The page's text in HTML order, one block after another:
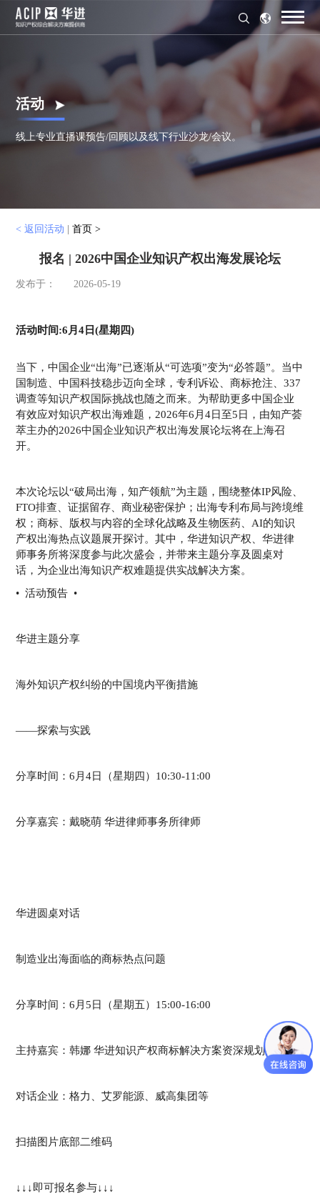
活动
线上专业直播课预告/回顾以及线下行业沙龙/会议。
< 返回活动 |首页 >
报名 | 2026中国企业知识产权出海发展论坛
发布于： 2026-05-19
活动时间:6月4日(星期四)
当下，中国企业“出海”已逐渐从“可选项”变为“必答题”。当中
国制造、中国科技稳步迈向全球，专利诉讼、商标抢注、337
调查等知识产权国际挑战也随之而来。为帮助更多中国企业
有效应对知识产权出海难题，2026年6月4日至5日，由知产荟
萃主办的2026中国企业知识产权出海发展论坛将在上海召
开。
本次论坛以“破局出海，知产领航”为主题，围绕整体IP风险、
FTO排查、证据留存、商业秘密保护；出海专利布局与跨境维
权；商标、版权与内容的全球化战略及生物医药、AI的知识
产权出海热点议题展开探讨。其中，华进知识产权、华进律
师事务所将深度参与此次盛会，并带来主题分享及圆桌对
话，为企业出海知识产权难题提供实战解决方案。
• 活动预告 •
华进主题分享
海外知识产权纠纷的中国境内平衡措施
——探索与实践
分享时间：6月4日（星期四）10:30-11:00
分享嘉宾：戴晓萌 华进律师事务所律师
华进圆桌对话
制造业出海面临的商标热点问题
分享时间：6月5日（星期五）15:00-16:00
主持嘉宾：韩娜 华进知识产权商标解决方案资深规划师
对话企业：格力、艾罗能源、威高集团等
扫描图片底部二维码
↓↓↓即可报名参与↓↓↓